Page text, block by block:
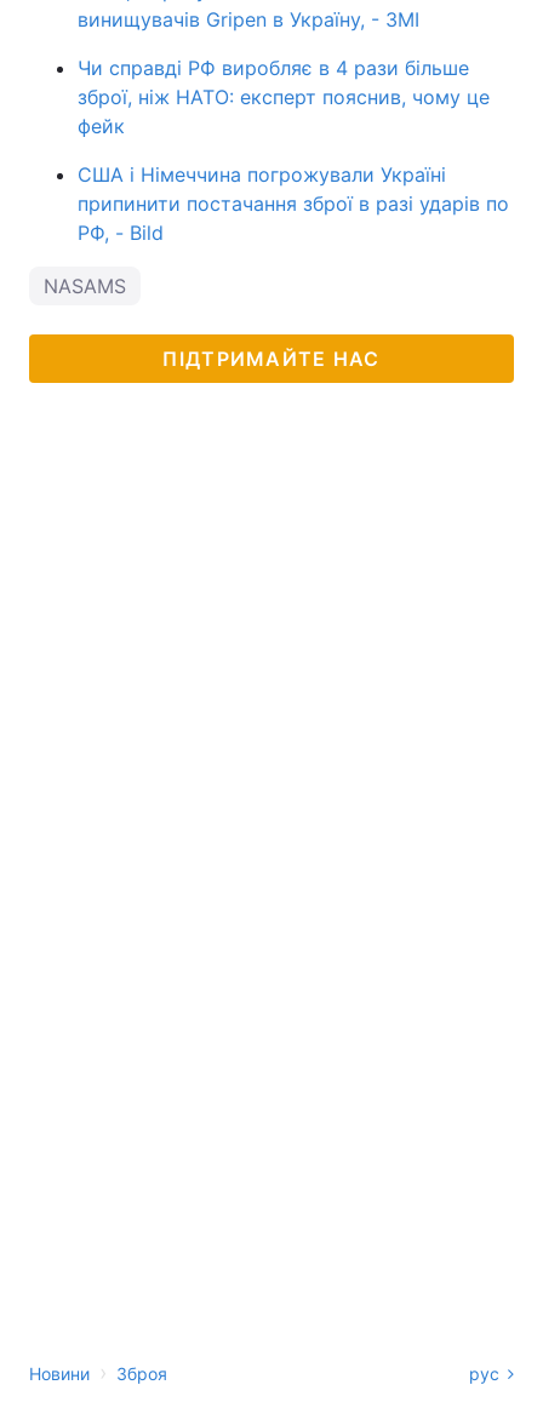
винищувачів Gripen в Україну, - ЗМІ
Чи справді РФ виробляє в 4 рази більше
зброї, ніж НАТО: експерт пояснив, чому це
фейк
США і Німеччина погрожували Україні
припинити постачання зброї в разі ударів по
РФ, - Bild
NASAMS
ПІДТРИМАЙТЕ НАС
Новини › Зброя рус